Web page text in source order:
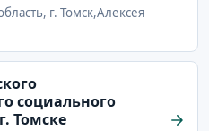
г. Томск,Алексея
социального
Томске